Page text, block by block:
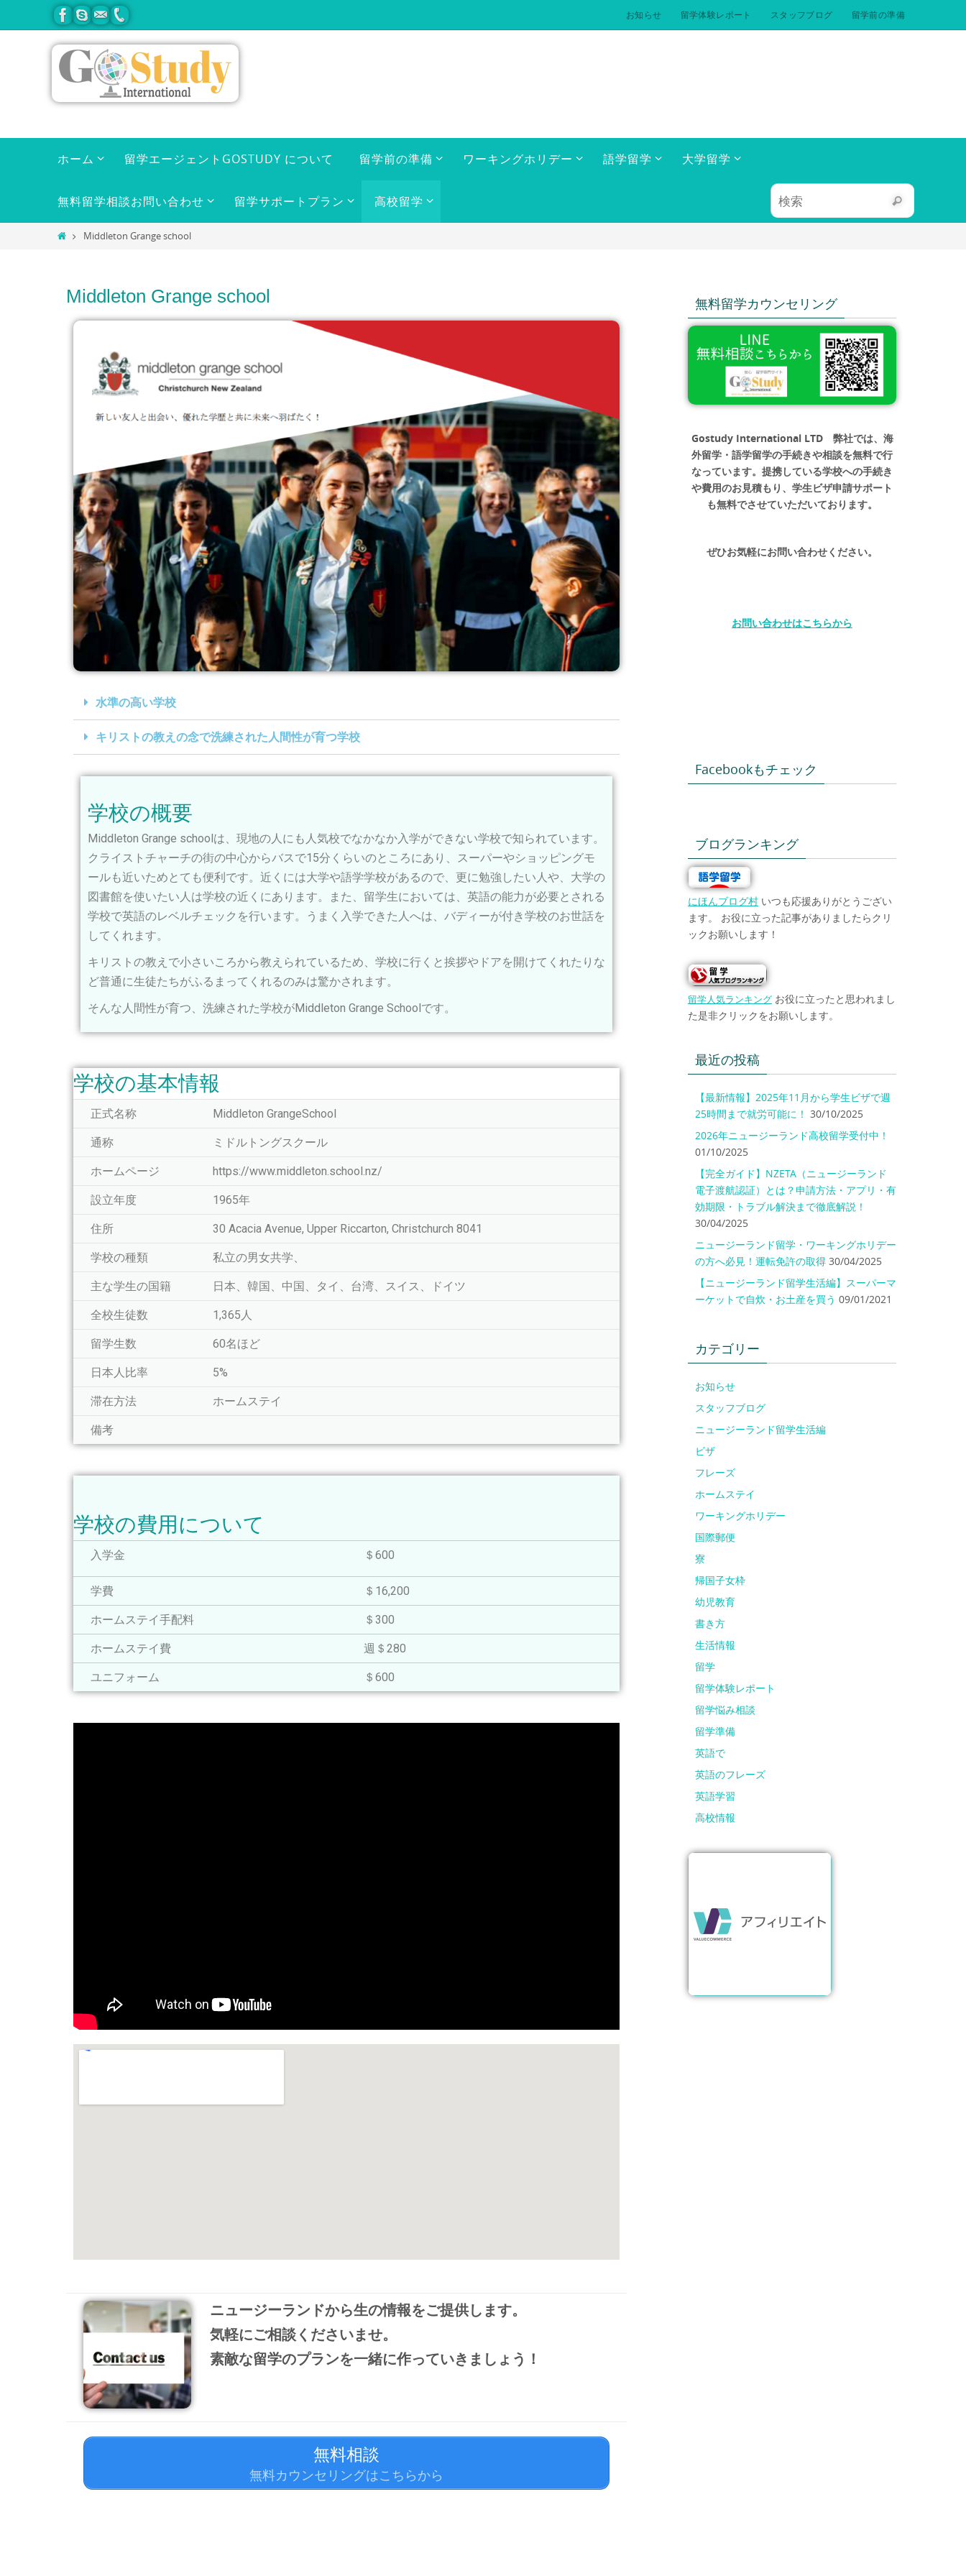
お知らせ 留学体験レポート スタッフブログ 留学前の準備
ホーム 留学エージェントGOSTUDY について 留学前の準備 ワーキングホリデー 語学留学 大学留学
無料留学相談お問い合わせ 留学サポートプラン 高校留学
Middleton Grange school
Middleton Grange school
水準の高い学校
キリストの教えの念で洗練された人間性が育つ学校
学校の概要
Middleton Grange schoolは、現地の人にも人気校でなかなか入学ができない学校で知られています。
クライストチャーチの街の中心からバスで15分くらいのところにあり、スーパーやショッピングモ
ールも近いためとても便利です。近くには大学や語学学校があるので、更に勉強したい人や、大学の
図書館を使いたい人は学校の近くにあります。また、留学生においては、英語の能力が必要とされる
学校で英語のレベルチェックを行います。うまく入学できた人へは、バディーが付き学校のお世話を
してくれます。
キリストの教えで小さいころから教えられているため、学校に行くと挨拶やドアを開けてくれたりな
ど普通に生徒たちがふるまってくれるのみは驚かされます。
そんな人間性が育つ、洗練された学校がMiddleton Grange Schoolです。
学校の基本情報
正式名称 Middleton GrangeSchool
通称 ミドルトングスクール
ホームページ https://www.middleton.school.nz/
設立年度 1965年
住所 30 Acacia Avenue, Upper Riccarton, Christchurch 8041
学校の種類 私立の男女共学、
主な学生の国籍 日本、韓国、中国、タイ、台湾、スイス、ドイツ
全校生徒数 1,365人
留学生数 60名ほど
日本人比率 5%
滞在方法 ホームステイ
備考
学校の費用について
入学金 ＄600
学費 ＄16,200
ホームステイ手配料 ＄300
ホームステイ費 週＄280
ユニフォーム ＄600
ニュージーランドから生の情報をご提供します。
気軽にご相談くださいませ。
素敵な留学のプランを一緒に作っていきましょう！
無料相談
無料カウンセリングはこちらから
無料留学カウンセリング
Gostudy International LTD 弊社では、海
外留学・語学留学の手続きや相談を無料で行
なっています。提携している学校への手続き
や費用のお見積もり、学生ビザ申請サポート
も無料でさせていただいております。
ぜひお気軽にお問い合わせください。
お問い合わせはこちらから
Facebookもチェック
ブログランキング
にほんブログ村 いつも応援ありがとうござい
ます。 お役に立った記事がありましたらクリ
ックお願いします！
留学人気ランキング お役に立ったと思われまし
た是非クリックをお願いします。
最近の投稿
【最新情報】2025年11月から学生ビザで週
25時間まで就労可能に！ 30/10/2025
2026年ニュージーランド高校留学受付中！
01/10/2025
【完全ガイド】NZETA（ニュージーランド
電子渡航認証）とは？申請方法・アプリ・有
効期限・トラブル解決まで徹底解説！
30/04/2025
ニュージーランド留学・ワーキングホリデー
の方へ必見！運転免許の取得 30/04/2025
【ニュージーランド留学生活編】スーパーマ
ーケットで自炊・お土産を買う 09/01/2021
カテゴリー
お知らせ
スタッフブログ
ニュージーランド留学生活編
ビザ
フレーズ
ホームステイ
ワーキングホリデー
国際郵便
寮
帰国子女枠
幼児教育
書き方
生活情報
留学
留学体験レポート
留学悩み相談
留学準備
英語で
英語のフレーズ
英語学習
高校情報